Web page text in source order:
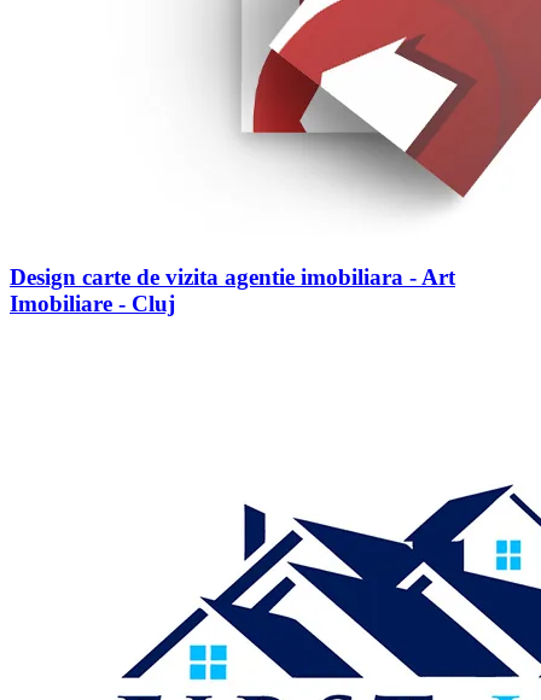
Design carte de vizita agentie imobiliara - Art
Imobiliare - Cluj